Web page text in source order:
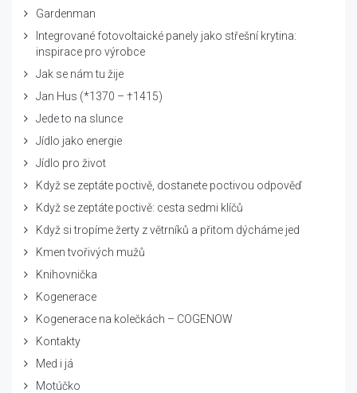
Gardenman
Integrované fotovoltaické panely jako střešní krytina:
inspirace pro výrobce
Jak se nám tu žije
Jan Hus (*1370 – †1415)
Jede to na slunce
Jídlo jako energie
Jídlo pro život
Když se zeptáte poctivě, dostanete poctivou odpověď
Když se zeptáte poctivě: cesta sedmi klíčů
Když si tropíme žerty z větrníků a přitom dýcháme jed
Kmen tvořivých mužů
Knihovnička
Kogenerace
Kogenerace na kolečkách – COGENOW
Kontakty
Med i já
Motúčko